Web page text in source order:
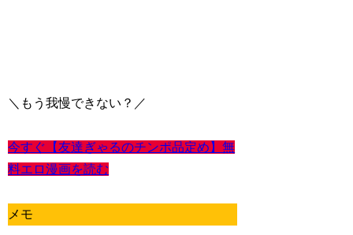
＼もう我慢できない？／
今すぐ【友達ぎゃるのチンポ品定め】無
料エロ漫画を読む
メモ